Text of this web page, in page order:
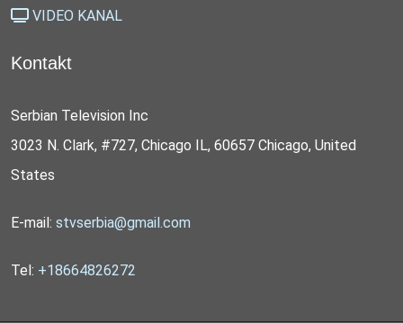
VIDEO KANAL
Kontakt
Serbian Television Inc
3023 N. Clark, #727, Chicago IL, 60657 Chicago, United
States
E-mail: stvserbia@gmail.com
Tel: +18664826272